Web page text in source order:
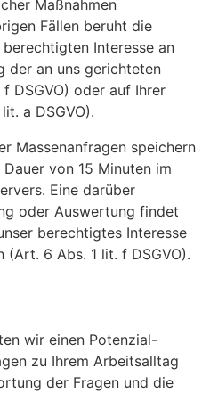
Maßnahmen
Fällen beruht die
Interesse an
der an uns gerichteten
DSGVO) oder auf Ihrer
a DSGVO).
Massenanfragen speichern
von 15 Minuten im
Eine darüber
oder Auswertung findet
berechtigtes Interesse
6 Abs. 1 lit. f DSGVO).
wir einen Potenzial-
zu Ihrem Arbeitsalltag
der Fragen und die